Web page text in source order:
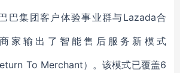
巴集团客户体验事业群与Lazada合
家输出了智能售后服务新模式
To Merchant）。该模式已覆盖6